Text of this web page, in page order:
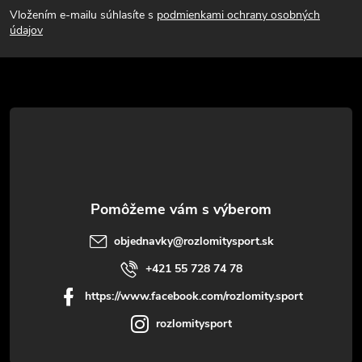
p
t
Vložením e-mailu súhlasíte s podmienkami ochrany osobných
údajov
objednavky@rozlomitysport.sk
+421 55 728 74 78
https://www.facebook.com/rozlomity.sport
rozlomitysport